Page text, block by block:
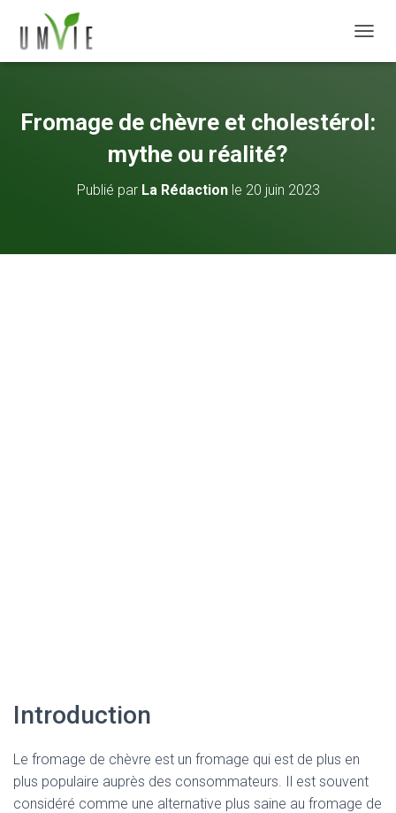
Fromage de chèvre et cholestérol:
mythe ou réalité?
Publié par La Rédactionle 20 juin 2023
Introduction
Le fromage de chèvre est un fromage qui est de plus en
plus populaire auprès des consommateurs. Il est souvent
considéré comme une alternative plus saine au fromage de